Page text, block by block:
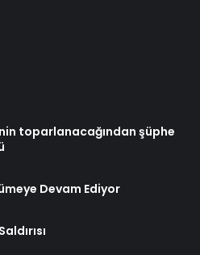
toparlanacağından şüphe
Devam Ediyor